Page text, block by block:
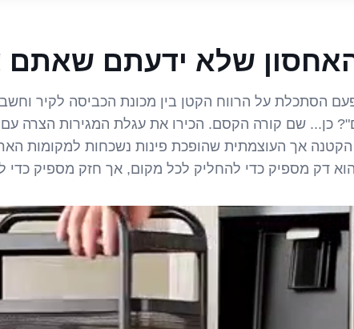
שלא ידעתם שאתם
הסתכלת על הרווח הקטן בין מכונת הכביסה לקיר
כן... שם קורה הקסם. הכירו את עגלת המגירות הצרה
אך העוצמתית שהופכת פינות נשכחות למקומות
דק מספיק כדי להחליק לכל מקום, אך חזק מספיק כדי